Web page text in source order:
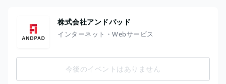
株式会社アンドパッド
インターネット・Webサービス
今後のイベントはありません